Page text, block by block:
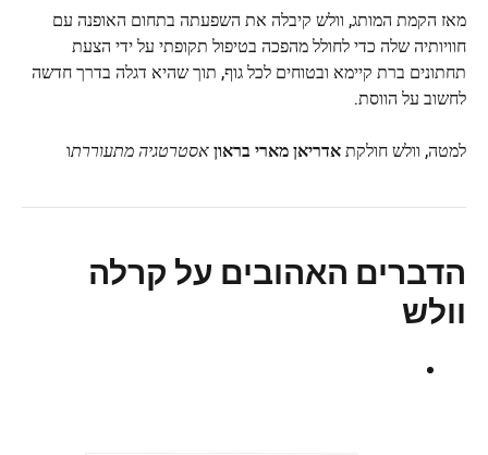
מאז הקמת המותג, וולש קיבלה את השפעתה בתחום האופנה עם
חוויותיה שלה כדי לחולל מהפכה בטיפול תקופתי על ידי הצעת
תחתונים ברת קיימא ובטוחים לכל גוף, תוך שהיא דגלה בדרך חדשה
לחשוב על הווסת.
למטה, וולש חולקתאדריאן מארי בראוןאסטרטגיה מתעוררתו
הדברים האהובים על קרלה
וולש